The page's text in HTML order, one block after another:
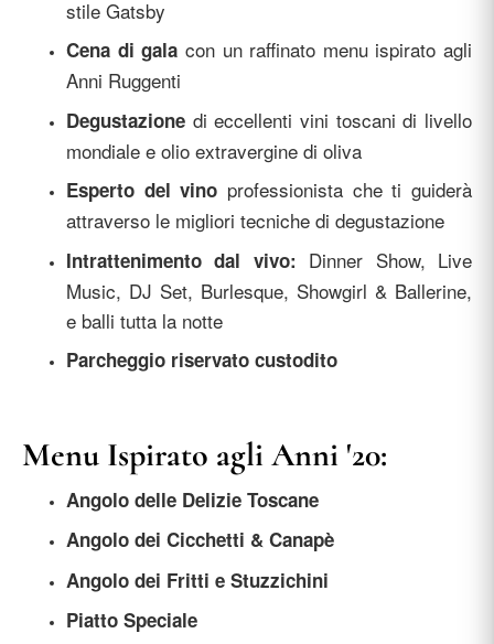
stile Gatsby
Cena di gala con un raffinato menu ispirato agli
Anni Ruggenti
Degustazione di eccellenti vini toscani di livello
mondiale e olio extravergine di oliva
Esperto del vino professionista che ti guiderà
attraverso le migliori tecniche di degustazione
Intrattenimento dal vivo: Dinner Show, Live
Music, DJ Set, Burlesque, Showgirl & Ballerine,
e balli tutta la notte
Parcheggio riservato custodito
Menu Ispirato agli Anni '20:
Angolo delle Delizie Toscane
Angolo dei Cicchetti & Canapè
Angolo dei Fritti e Stuzzichini
Piatto Speciale